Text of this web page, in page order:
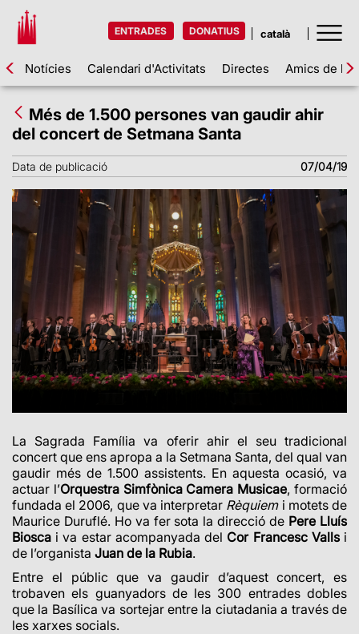
ENTRADES DONATIUS
Notícies Calendari d'Activitats Directes Amics de la
Més de 1.500 persones van gaudir ahir
del concert de Setmana Santa
Data de publicació 07/04/19
La Sagrada Família va oferir ahir el seu tradicional
concert que ens apropa a la Setmana Santa, del qual van
gaudir més de 1.500 assistents. En aquesta ocasió, va
actuar l’Orquestra Simfònica Camera Musicae, formació
fundada el 2006, que va interpretar Rèquiemi motets de
Maurice Duruflé. Ho va fer sota la direcció de Pere Lluís
Biosca i va estar acompanyada del Cor Francesc Vallsi
de l’organista Juan de la Rubia.
Entre el públic que va gaudir d’aquest concert, es
trobaven els guanyadors de les 300 entrades dobles
que la Basílica va sortejar entre la ciutadania a través de
les xarxes socials.